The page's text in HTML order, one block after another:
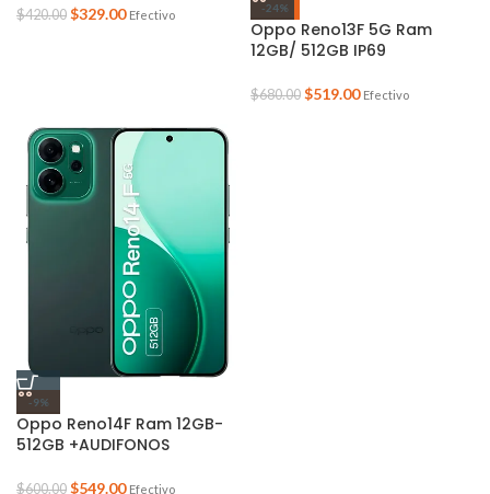
$420.00 $329.00 Efectivo
-24%
Oppo Reno13F 5G Ram
12GB/ 512GB IP69
$680.00 $519.00 Efectivo
-9%
Oppo Reno14F Ram 12GB-
512GB +AUDIFONOS
$600.00 $549.00 Efectivo